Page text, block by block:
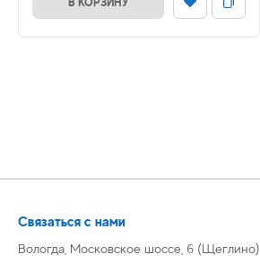
Связаться с нами
Вологда, Московское шоссе, 6 (Щеглино)